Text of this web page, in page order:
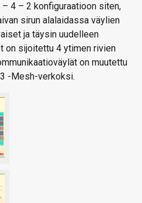
4 – 2 konfiguraatioon siten,
sirun alalaidassa väylien
ja täysin uudelleen
on sijoitettu 4 ytimen rivien
on muutettu
-Mesh-verkoksi.